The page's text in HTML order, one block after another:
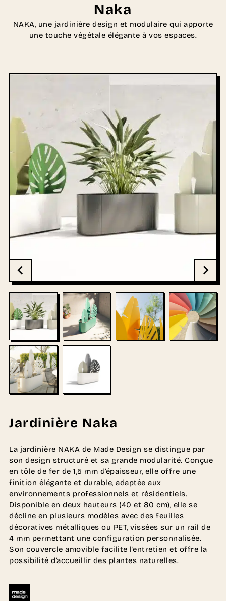
Naka
NAKA, une jardinière design et modulaire qui apporte
une touche végétale élégante à vos espaces.
Jardinière Naka
La jardinière NAKA de Made Design se distingue par
son design structuré et sa grande modularité. Conçue
en tôle de fer de 1,5 mm d’épaisseur, elle offre une
finition élégante et durable, adaptée aux
environnements professionnels et résidentiels.
Disponible en deux hauteurs (40 et 80 cm), elle se
décline en plusieurs modèles avec des feuilles
décoratives métalliques ou PET, vissées sur un rail de
4 mm permettant une configuration personnalisée.
Son couvercle amovible facilite l’entretien et offre la
possibilité d’accueillir des plantes naturelles.